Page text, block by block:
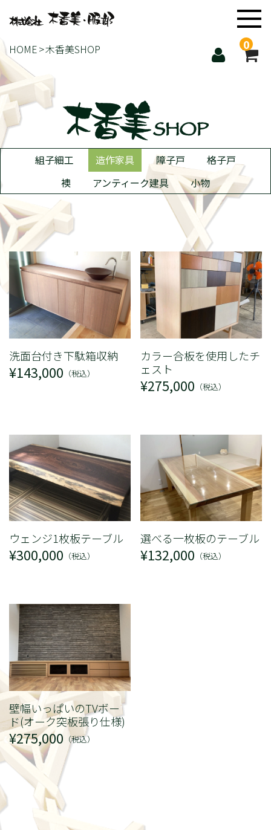
0
NEWS
HOME 木香美SHOP
組子細工 造作家具 障子戸
格子戸
襖
アンティーク建具 小物
洗面台付き下駄箱収納
¥143,000 （税込）
カラー合板を使用したチ
ェスト
¥275,000 （税込）
ウェンジ1枚板テーブル
¥300,000 （税込）
選べる一枚板のテーブル
¥132,000 （税込）
壁幅いっぱいのTVボー
ド(オーク突板張り仕様)
¥275,000 （税込）